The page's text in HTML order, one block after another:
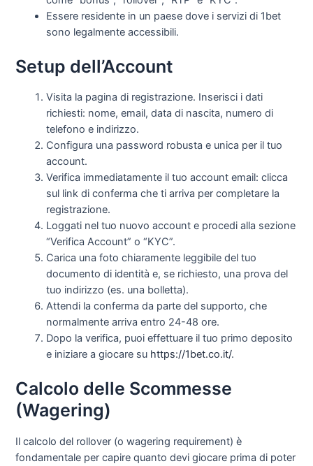
Essere residente in un paese dove i servizi di 1bet
sono legalmente accessibili.
Setup dell’Account
Visita la pagina di registrazione. Inserisci i dati
richiesti: nome, email, data di nascita, numero di
telefono e indirizzo.
Configura una password robusta e unica per il tuo
account.
Verifica immediatamente il tuo account email: clicca
sul link di conferma che ti arriva per completare la
registrazione.
Loggati nel tuo nuovo account e procedi alla sezione
“Verifica Account” o “KYC”.
Carica una foto chiaramente leggibile del tuo
documento di identità e, se richiesto, una prova del
tuo indirizzo (es. una bolletta).
Attendi la conferma da parte del supporto, che
normalmente arriva entro 24-48 ore.
Dopo la verifica, puoi effettuare il tuo primo deposito
e iniziare a giocare su https://1bet.co.it/.
Calcolo delle Scommesse
(Wagering)
Il calcolo del rollover (o wagering requirement) è
fondamentale per capire quanto devi giocare prima di poter